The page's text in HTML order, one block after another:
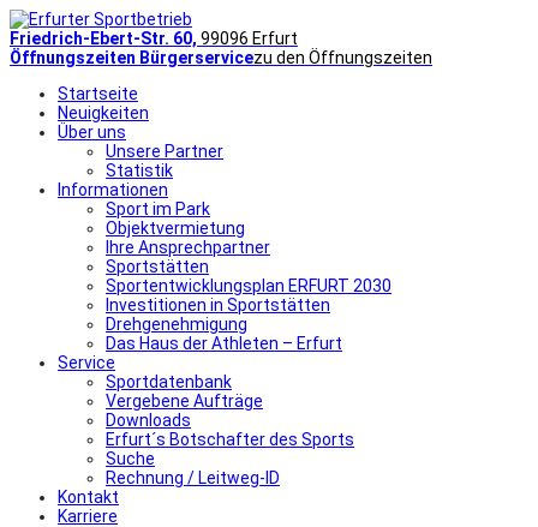
Friedrich-Ebert-Str. 60, 99096 Erfurt
Öffnungszeiten Bürgerservicezu den Öffnungszeiten
Startseite
Neuigkeiten
Über uns
Unsere Partner
Statistik
Informationen
Sport im Park
Objektvermietung
Ihre Ansprechpartner
Sportstätten
Sportentwicklungsplan ERFURT 2030
Investitionen in Sportstätten
Drehgenehmigung
Das Haus der Athleten – Erfurt
Service
Sportdatenbank
Vergebene Aufträge
Downloads
Erfurt´s Botschafter des Sports
Suche
Rechnung / Leitweg-ID
Kontakt
Karriere